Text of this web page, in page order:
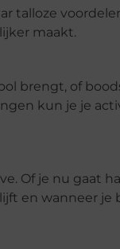
talloze
maakt.
brengt, of
kun je je
Of je nu gaat
en wanneer